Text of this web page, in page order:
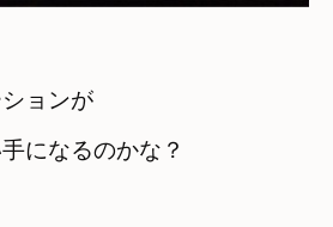
ョンが
になるのかな？